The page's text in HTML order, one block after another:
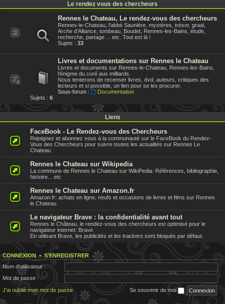
Le rendez vous des chercheurs
Rennes le Chateau, Le rendez-vous des chercheurs
Rennes-le-Chateau, l'abbé Saunière, mystères, trésor, graal,
Arche d'Alliance, tombeau, Boudet, Rennes-les-Bains, étude,
recherche, partage ... etc. Tout est là !
Sujets : 33
Livres et documentations sur Rennes le Chateau
Livres et documents sur Rennes-le-Chateau, Rennes-les-Bains,
l'énigme du curé aux milliards.
Nous tenterons de recenser livres, dvd, auteurs, critiques des
lecteurs et si possible, un lien pour se les procurer.
Sous-forum :
Documentation
Sujets : 6
Liens
FaceBook - Le Rendez-vous des Chercheurs
Rejoignez et abonnez vous à la communauté sur le FaceBook du Rendez-
Vous des Chercheurs pour suivre toutes les actualités sur Rennes Le
Chateau
Rennes le Chateau sur Wikipedia
La commune de Rennes le Chateau sur WikiPedia: Références, bibliographie,
histoire... etc
Rennes le Chateau sur Amazon.fr
Amazon.fr: achats en ligne, neufs et occasions de livres et films sur Rennes
le Chateau.
Le navigateur Brave : la confidentialité avant tout
Rennes le Château, le rendez-vous des chercheurs est optimisé pour le
navigateur internet: Brave
En utilisant Brave, les publicités et les trackers sont bloqués par défaut.
CONNEXION •S’ENREGISTRER
Nom d’utilisateur :
Mot de passe :
J’ai oublié mon mot de passe
Se souvenir de moi